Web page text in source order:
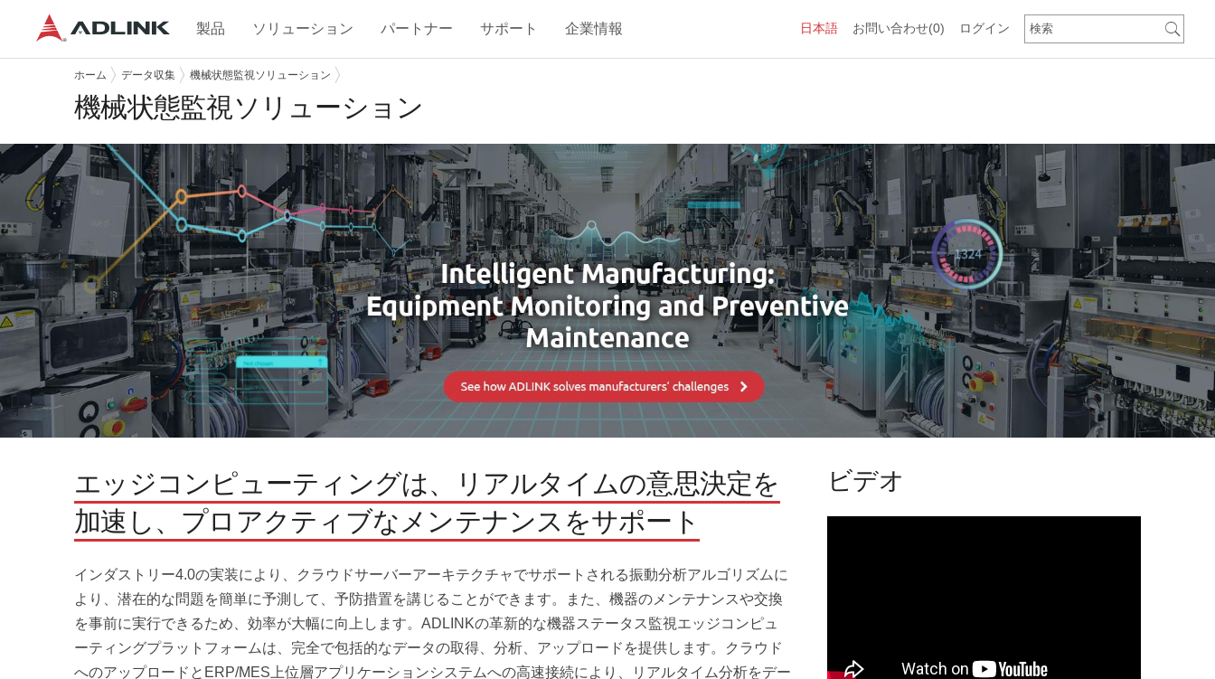
お問い合わせ(0)
日本語 ログイン
製品 ソリューション パートナー サポート 企業情報
ホーム データ収集 機械状態監視ソリューション
機械状態監視ソリューション
エッジコンピューティングは、リアルタイムの意思決定を
加速し、プロアクティブなメンテナンスをサポート
インダストリー4.0の実装により、クラウドサーバーアーキテクチャでサポートされる振動分析アルゴリズムに
より、潜在的な問題を簡単に予測して、予防措置を講じることができます。また、機器のメンテナンスや交換
を事前に実行できるため、効率が大幅に向上します。ADLINKの革新的な機器ステータス監視エッジコンピュ
ーティングプラットフォームは、完全で包括的なデータの取得、分析、アップロードを提供します。クラウド
へのアップロードとERP/MES上位層アプリケーションシステムへの高速接続により、リアルタイム分析をデー
ビデオ